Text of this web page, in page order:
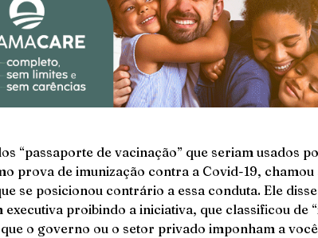
“passaporte de vacinação” que seriam usados
prova de imunização contra a Covid-19,
se posicionou contrário a essa conduta. Ele
executiva proibindo a iniciativa, que classificou de
o governo ou o setor privado imponham a